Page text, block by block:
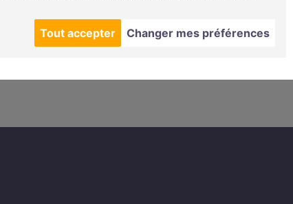
Tout accepter Changer mes préférences